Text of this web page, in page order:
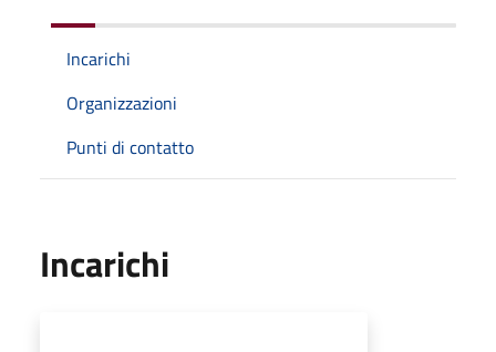
Incarichi
Organizzazioni
Punti di contatto
Incarichi